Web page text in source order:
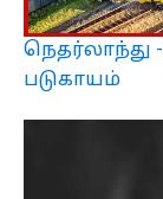
நெதர்லாந்து
படுகாயம்